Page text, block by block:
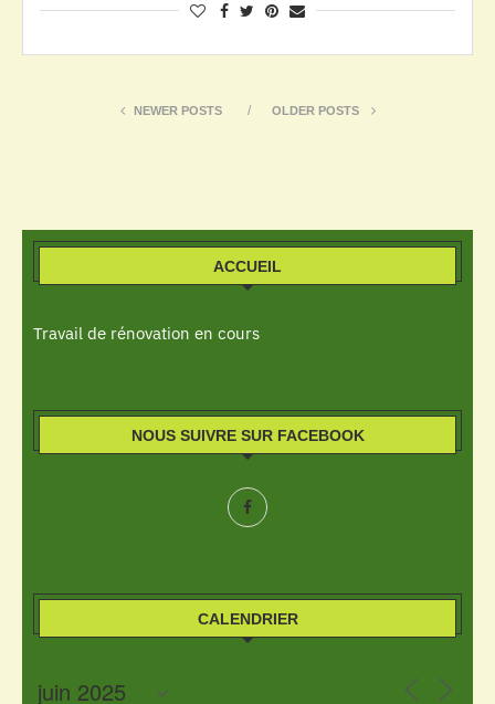
NEWER POSTS OLDER POSTS
ACCUEIL
Travail de rénovation en cours
NOUS SUIVRE SUR FACEBOOK
CALENDRIER